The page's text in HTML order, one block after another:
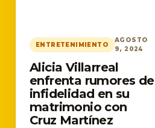
ENTRETENIMIENTO
AGOSTO
9, 2024
Alicia Villarreal
enfrenta rumores de
infidelidad en su
matrimonio con
Cruz Martínez